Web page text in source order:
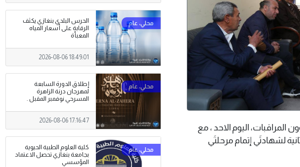
لشؤون المراقبات، اليوم الاحد ، مع
لشهادتَي إتمام مرحلتَي
الحرس البلدي بنغازي يكثف
الرقابة على أسعار المياه
المعبأة
2026-08-06 18:49:01
إطلاق الدورة السابعة
لمهرجان درنة الزاهرة
المسرحي نوفمبر المقبل .
2026-08-06 17:16:47
كلية العلوم الطبية الحيوية
بجامعة بنغازي تحصل الاعتماد
المؤسسي